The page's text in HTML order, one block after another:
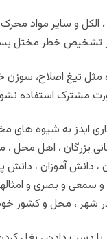
الکل و سایر مواد
تشخیص خطر مختل
مثل تیغ اصلاح، سوزن
مشترک استفاده
ایدز به شیوه های
بزرگان ، اهل محل ،
، دانش آموزان ، دانش
سمعی و بصری و
در شهر ، محل و کشور